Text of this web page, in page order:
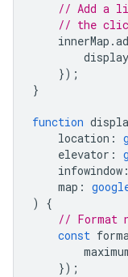
// Add a
// the
innerMap .
});
}
function
location :
elevator :
infowindow :
map :
)
{
// Format
const
});